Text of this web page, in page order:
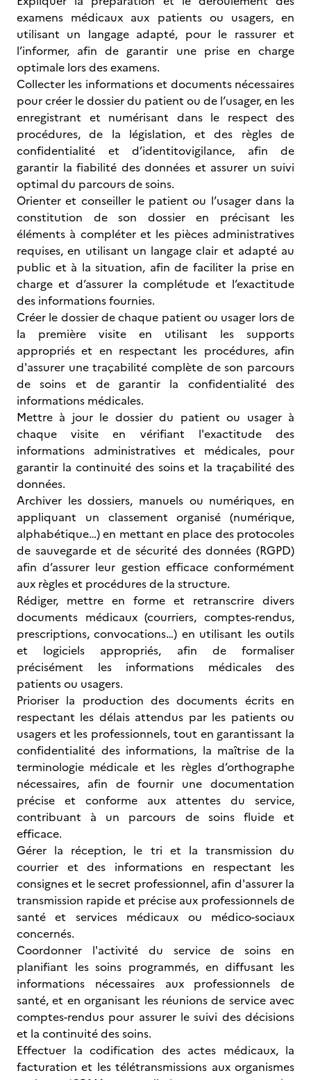
examens médicaux aux patients ou usagers, en
utilisant un langage adapté, pour le rassurer et
l’informer, afin de garantir une prise en charge
optimale lors des examens.
Collecter les informations et documents nécessaires
pour créer le dossier du patient ou de l’usager, en les
enregistrant et numérisant dans le respect des
procédures, de la législation, et des règles de
confidentialité et d’identitovigilance, afin de
garantir la fiabilité des données et assurer un suivi
optimal du parcours de soins.
Orienter et conseiller le patient ou l’usager dans la
constitution de son dossier en précisant les
éléments à compléter et les pièces administratives
requises, en utilisant un langage clair et adapté au
public et à la situation, afin de faciliter la prise en
charge et d’assurer la complétude et l’exactitude
des informations fournies.
Créer le dossier de chaque patient ou usager lors de
la première visite en utilisant les supports
appropriés et en respectant les procédures, afin
d'assurer une traçabilité complète de son parcours
de soins et de garantir la confidentialité des
informations médicales.
Mettre à jour le dossier du patient ou usager à
chaque visite en vérifiant l'exactitude des
informations administratives et médicales, pour
garantir la continuité des soins et la traçabilité des
données.
Archiver les dossiers, manuels ou numériques, en
appliquant un classement organisé (numérique,
alphabétique…) en mettant en place des protocoles
de sauvegarde et de sécurité des données (RGPD)
afin d’assurer leur gestion efficace conformément
aux règles et procédures de la structure.
Rédiger, mettre en forme et retranscrire divers
documents médicaux (courriers, comptes-rendus,
prescriptions, convocations…) en utilisant les outils
et logiciels appropriés, afin de formaliser
précisément les informations médicales des
patients ou usagers.
Prioriser la production des documents écrits en
respectant les délais attendus par les patients ou
usagers et les professionnels, tout en garantissant la
confidentialité des informations, la maîtrise de la
terminologie médicale et les règles d’orthographe
nécessaires, afin de fournir une documentation
précise et conforme aux attentes du service,
contribuant à un parcours de soins fluide et
efficace.
Gérer la réception, le tri et la transmission du
courrier et des informations en respectant les
consignes et le secret professionnel, afin d'assurer la
transmission rapide et précise aux professionnels de
santé et services médicaux ou médico-sociaux
concernés.
Coordonner l'activité du service de soins en
planifiant les soins programmés, en diffusant les
informations nécessaires aux professionnels de
santé, et en organisant les réunions de service avec
comptes-rendus pour assurer le suivi des décisions
et la continuité des soins.
Effectuer la codification des actes médicaux, la
facturation et les télétransmissions aux organismes